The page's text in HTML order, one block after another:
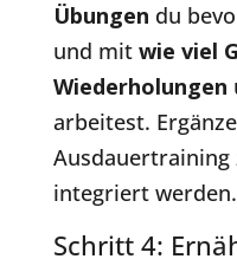
Übungen du
und mit wie viel
Wiederholungen
arbeitest.
integriert werden.
Schritt 4: